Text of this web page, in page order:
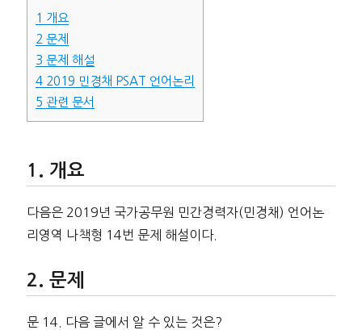
1 개요
2 문제
3 문제 해설
42019 민경채 PSAT 언어논리
5 관련 문서
개요
다음은 2019년 국가공무원 민간경력자(민경채) 언어논
리영역 나책형 14번 문제 해설이다.
문제
문 14. 다음 글에서 알 수 있는 것은?